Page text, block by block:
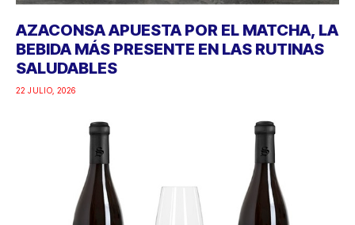
AZACONSA APUESTA POR EL MATCHA, LA
BEBIDA MÁS PRESENTE EN LAS RUTINAS
SALUDABLES
22 JULIO, 2026